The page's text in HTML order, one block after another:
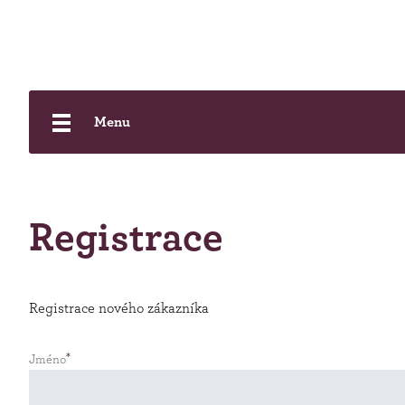
Menu
Registrace
Registrace nového zákazníka
Jméno